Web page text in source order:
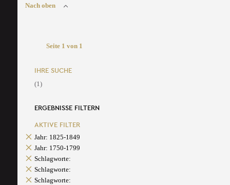
Nach oben
Seite 1 von 1
IHRE SUCHE
(1)
ERGEBNISSE FILTERN
AKTIVE FILTER
Jahr: 1825-1849
Jahr: 1750-1799
Schlagworte:
Schlagworte:
Schlagworte: